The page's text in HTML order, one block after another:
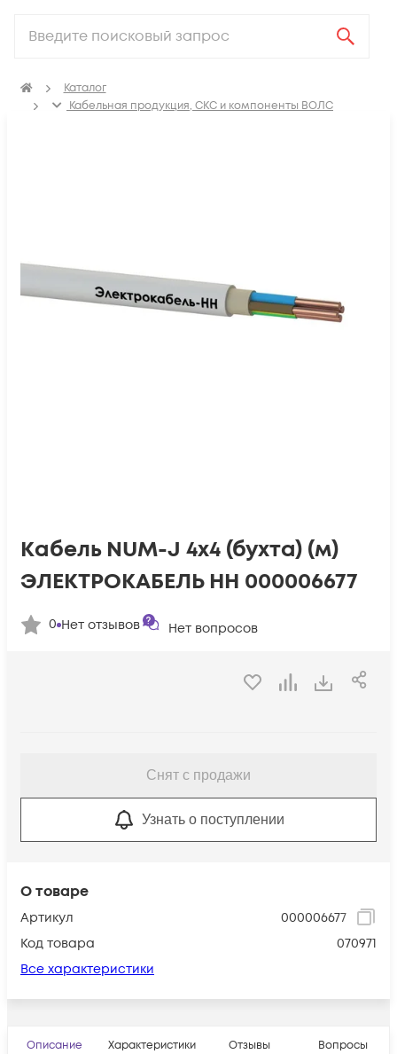
Каталог
Кабельная продукция, СКС и компоненты ВОЛС
О товаре
Артикул
000006677
Код товара
070971
Все характеристики
Кабель NUM-J 4х4 (бухта) (м)
ЭЛЕКТРОКАБЕЛЬ НН 000006677
0 Нет отзывов Нет вопросов
Снят с продажи
Узнать о поступлении
Описание Характеристики Отзывы Вопросы